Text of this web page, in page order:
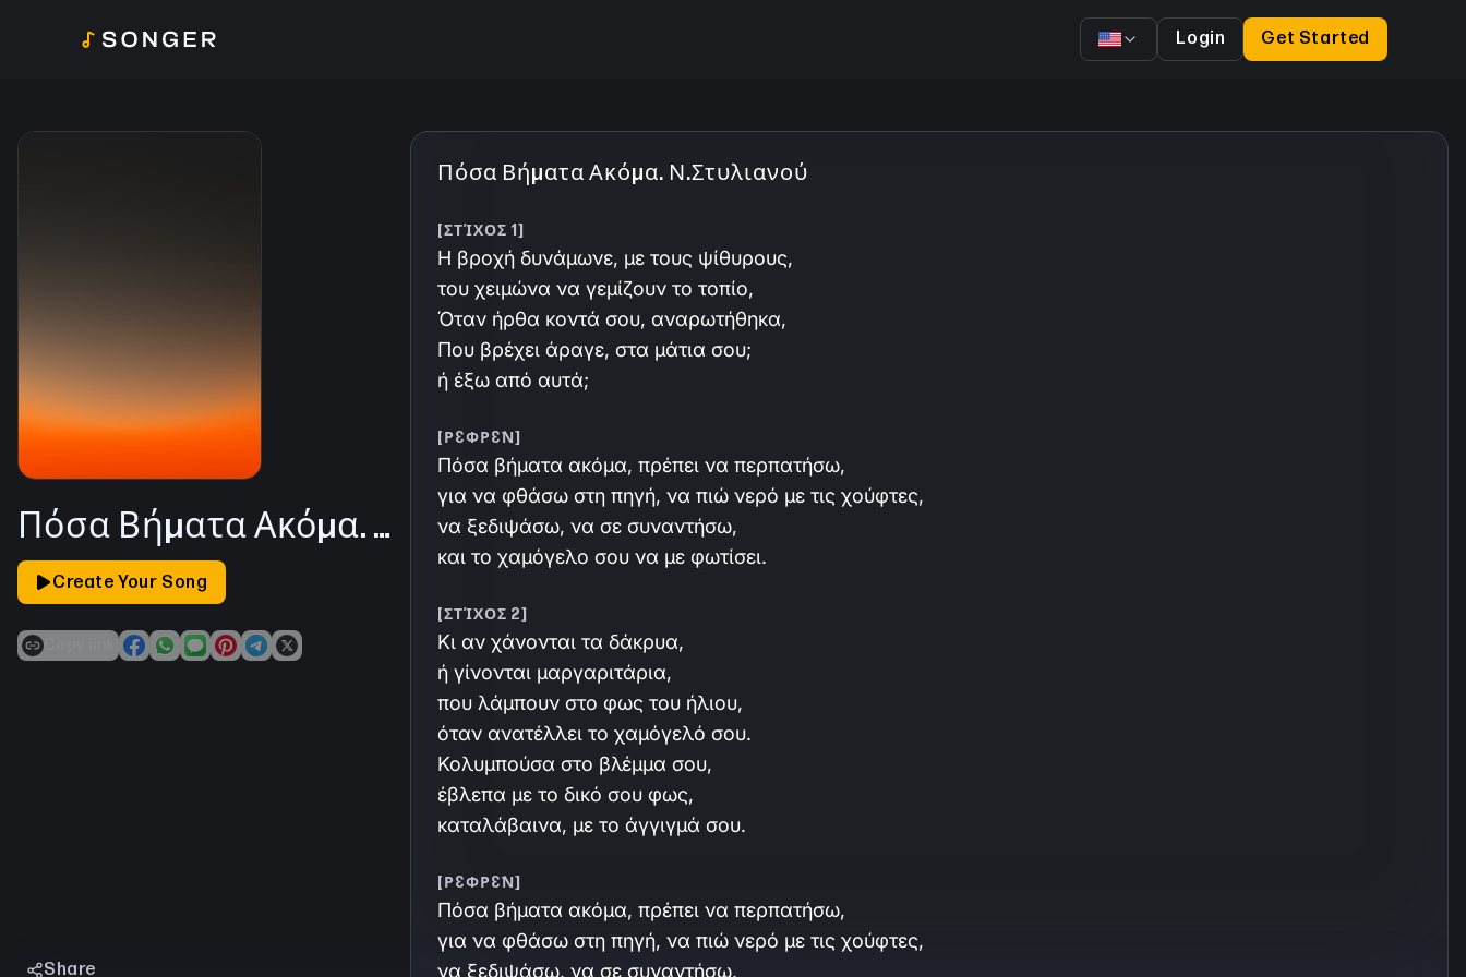
Login Get Started
Πόσα Βήματα Ακόμα. Ν.Στυλιανού
Create Your Song
share_on_facebook
share_on_whatsapp
share_on_imessage
share_on_pinterest
share_on_telegram
share_on_x
Share
Πόσα Βήματα Ακόμα. Ν.Στυλιανού
[ΣΤΊΧΟΣ 1]
Η βροχή δυνάμωνε, με τους ψίθυρους,
του χειμώνα να γεμίζουν το τοπίο,
Όταν ήρθα κοντά σου, αναρωτήθηκα,
Που βρέχει άραγε, στα μάτια σου;
ή έξω από αυτά;
[ΡΕΦΡΈΝ]
Πόσα βήματα ακόμα, πρέπει να περπατήσω,
για να φθάσω στη πηγή, να πιώ νερό με τις χούφτες,
να ξεδιψάσω, να σε συναντήσω,
και το χαμόγελο σου να με φωτίσει.
[ΣΤΊΧΟΣ 2]
Κι αν χάνονται τα δάκρυα,
ή γίνονται μαργαριτάρια,
που λάμπουν στο φως του ήλιου,
όταν ανατέλλει το χαμόγελό σου.
Κολυμπούσα στο βλέμμα σου,
έβλεπα με το δικό σου φως,
καταλάβαινα, με το άγγιγμά σου.
[ΡΕΦΡΈΝ]
Πόσα βήματα ακόμα, πρέπει να περπατήσω,
για να φθάσω στη πηγή, να πιώ νερό με τις χούφτες,
να ξεδιψάσω, να σε συναντήσω,